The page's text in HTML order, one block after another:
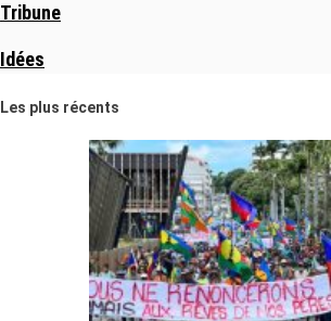
Tribune
Idées
Les plus récents